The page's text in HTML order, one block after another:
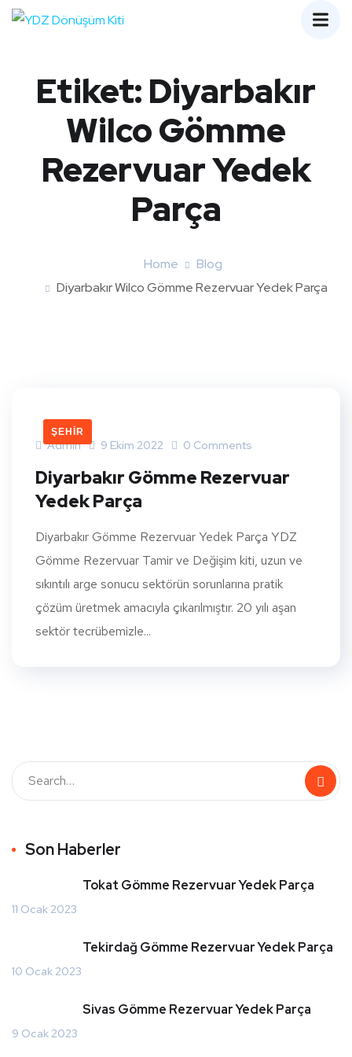
Etiket:Diyarbakır
Wilco Gömme
Rezervuar Yedek
Parça
Home
Blog
Diyarbakır Wilco Gömme Rezervuar Yedek Parça
ŞEHIR
Admin 9 Ekim 2022 0 Comments
Diyarbakır Gömme Rezervuar
Yedek Parça
Diyarbakır Gömme Rezervuar Yedek Parça YDZ
Gömme Rezervuar Tamir ve Değişim kiti, uzun ve
sıkıntılı arge sonucu sektörün sorunlarına pratik
çözüm üretmek amacıyla çıkarılmıştır. 20 yılı aşan
sektör tecrübemizle...
Son Haberler
Tokat Gömme Rezervuar Yedek Parça
11 Ocak 2023
Tekirdağ Gömme Rezervuar Yedek Parça
10 Ocak 2023
Sivas Gömme Rezervuar Yedek Parça
9 Ocak 2023